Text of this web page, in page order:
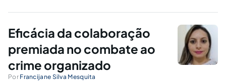
motivador de reivindicação de prêmios.
Eficácia da colaboração
premiada no combate ao
crime organizado
Por Francijane Silva Mesquita